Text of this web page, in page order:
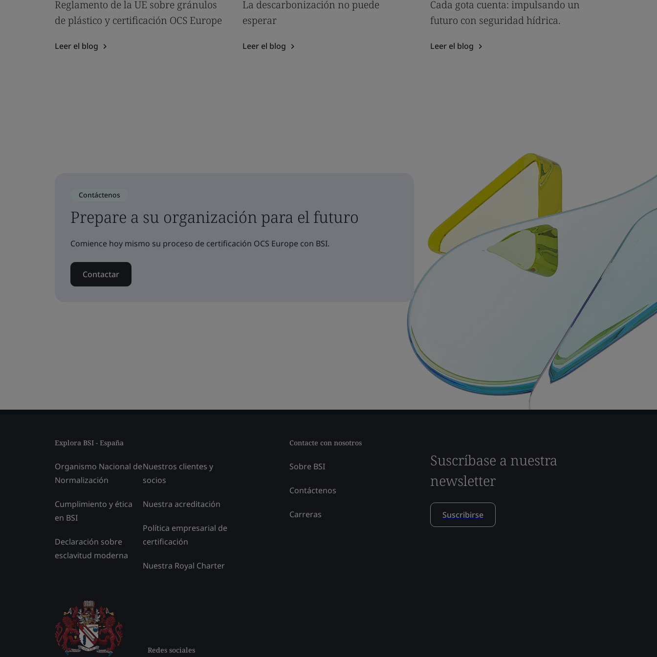
Reglamento de la UE sobre gránulos
de plástico y certificación OCS Europe
Leer el blog
La descarbonización no puede
esperar
Leer el blog
Cada gota cuenta: impulsando un
futuro con seguridad hídrica.
Leer el blog
Contáctenos
Prepare a su organización para el futuro
Comience hoy mismo su proceso de certificación OCS Europe con BSI.
Contactar
Explora BSI - España
Organismo Nacional de
Normalización
Cumplimiento y ética
en BSI
Declaración sobre
esclavitud moderna
Nuestros clientes y
socios
Nuestra acreditación
Política empresarial de
certificación
Nuestra Royal Charter
Redes sociales
Contacte con nosotros
Sobre BSI
Contáctenos
Carreras
Suscríbase a nuestra
newsletter
Suscribirse